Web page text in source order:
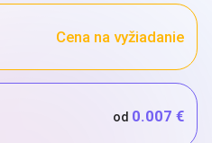
Cena na vyžiadanie
od 0.007 €